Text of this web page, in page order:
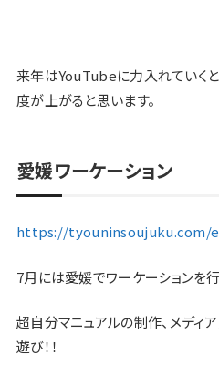
来年はYouTubeに力入れていく
度が上がると思います。
愛媛ワーケーション
https://tyouninsoujuku.com/
7月には愛媛でワーケーションを行
超自分マニュアルの制作、メディ
遊び！！